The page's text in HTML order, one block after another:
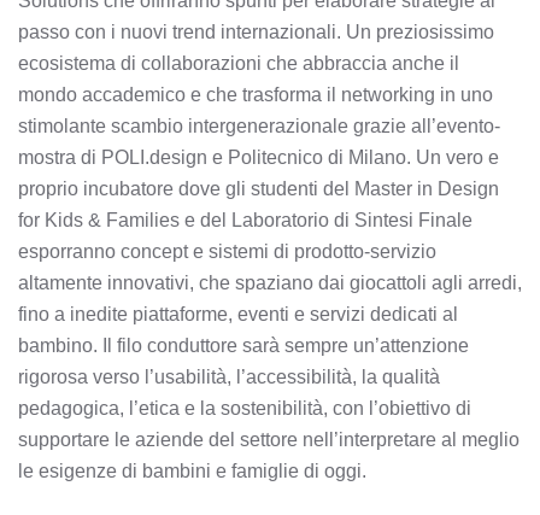
passo con i nuovi trend internazionali. Un preziosissimo
ecosistema di collaborazioni che abbraccia anche il
mondo accademico e che trasforma il networking in uno
stimolante scambio intergenerazionale grazie all’evento-
mostra di POLI.design e Politecnico di Milano. Un vero e
proprio incubatore dove gli studenti del Master in Design
for Kids & Families e del Laboratorio di Sintesi Finale
esporranno concept e sistemi di prodotto-servizio
altamente innovativi, che spaziano dai giocattoli agli arredi,
fino a inedite piattaforme, eventi e servizi dedicati al
bambino. Il filo conduttore sarà sempre un’attenzione
rigorosa verso l’usabilità, l’accessibilità, la qualità
pedagogica, l’etica e la sostenibilità, con l’obiettivo di
supportare le aziende del settore nell’interpretare al meglio
le esigenze di bambini e famiglie di oggi.